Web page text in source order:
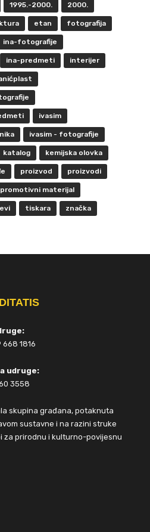
1995.-2000. 2000.
etan fotografija
ina-fotografije
ina-predmeti interijer
ivasim
ivasim - fotografije
katalog kemijska olovka
proizvod proizvodi
promotivni materijal
tiskara značka
668 1816
udruge:
3558
skupina građana, potaknuta
sustavne i na razini struke
za prirodnu i kulturno-povijesnu